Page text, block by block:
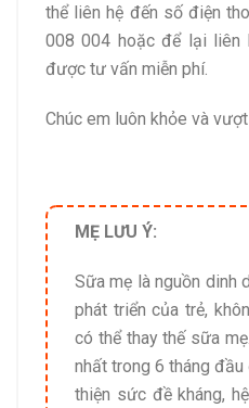
thể liên hệ đến số điện
008 004 hoặc để lại liên
được tư vấn miễn phí.
Chúc em luôn khỏe và
MẸ LƯU Ý:
Sữa mẹ là nguồn dinh
phát triển của trẻ,
có thể thay thế sữa
nhất trong 6 tháng
thiện sức đề kháng,